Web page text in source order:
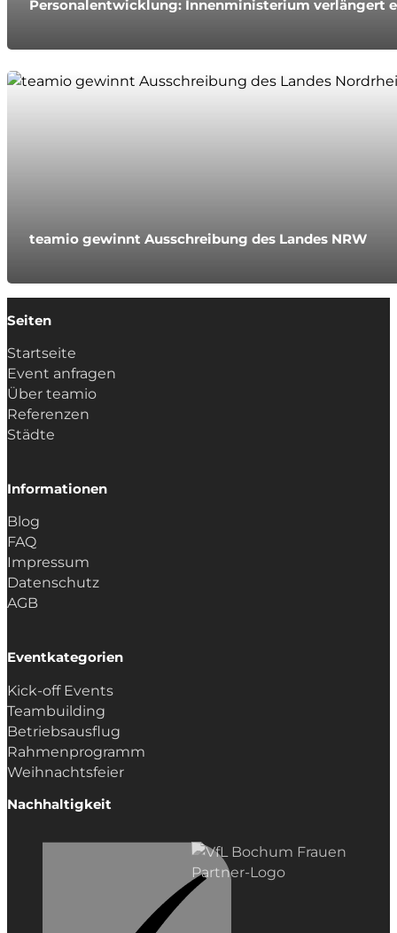
Personalentwicklung: Innenministerium verlängert
teamio gewinnt Ausschreibung des Landes NRW
Seiten
Startseite
Event anfragen
Über teamio
Referenzen
Städte
Informationen
Blog
FAQ
Impressum
Datenschutz
AGB
Eventkategorien
Kick-off Events
Teambuilding
Betriebsausflug
Rahmenprogramm
Weihnachtsfeier
Nachhaltigkeit